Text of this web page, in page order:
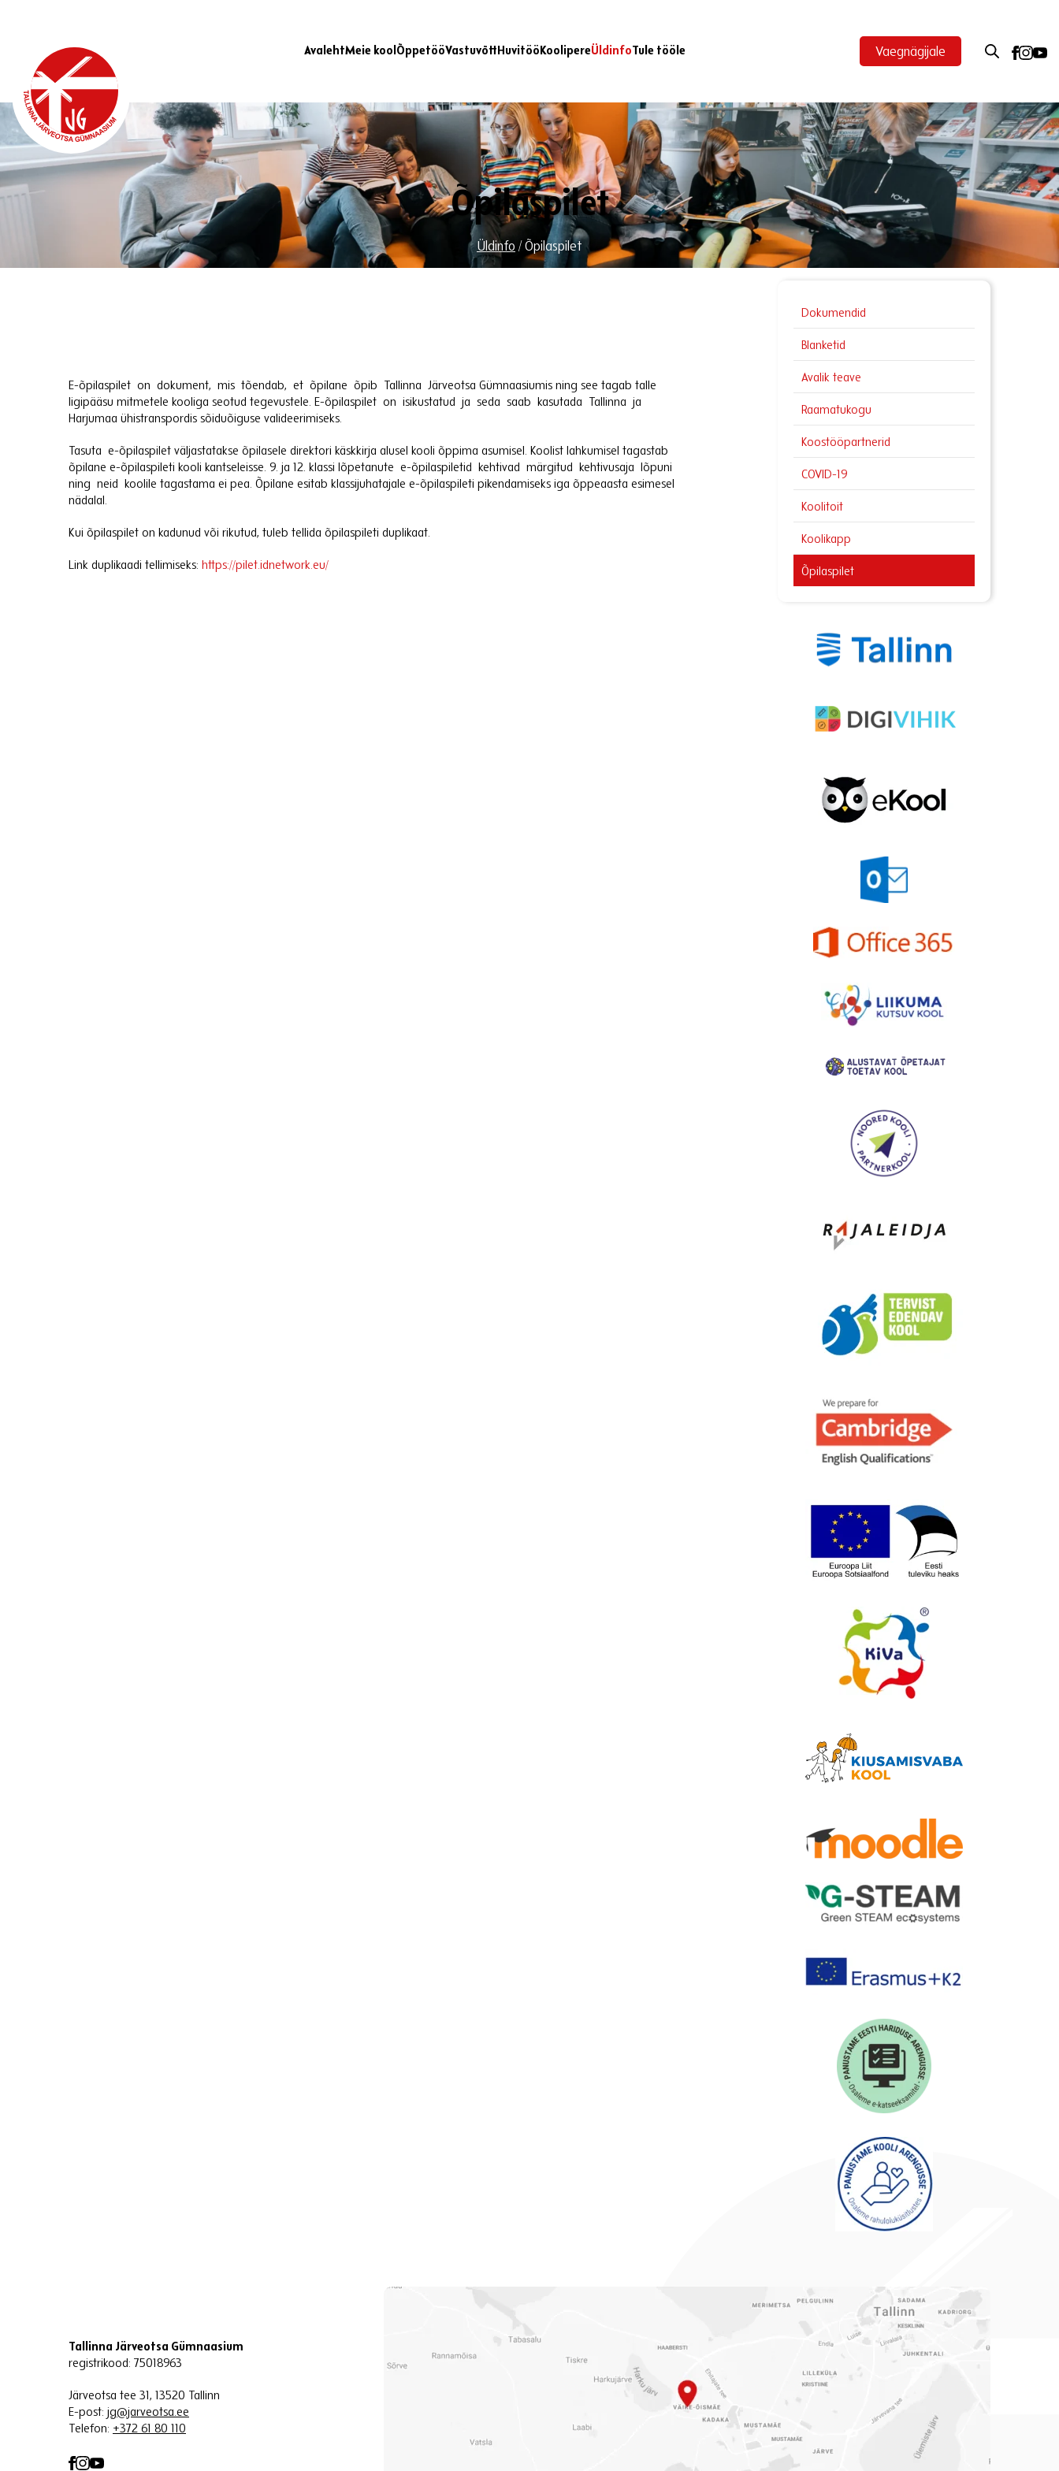
AvalehtMeie kool ÕppetööVastuvõtt Huvitöö KoolipereÜldinfoTule tööle Vaegnägijale
Õpilaspilet
Üldinfo / Õpilaspilet
Dokumendid
Blanketid
Avalik teave
Raamatukogu
Koostööpartnerid
COVID-19
Koolitoit
Koolikapp
Õpilaspilet
E-õpilaspilet on dokument, mis tõendab, et õpilane õpib Tallinna Järveotsa Gümnaasiumis ning see tagab talle
ligipääsu mitmetele kooliga seotud tegevustele. E-õpilaspilet on isikustatud ja seda saab kasutada Tallinna ja
Harjumaa ühistranspordis sõiduõiguse valideerimiseks.
Tasuta e-õpilaspilet väljastatakse õpilasele direktori käskkirja alusel kooli õppima asumisel. Koolist lahkumisel tagastab
õpilane e-õpilaspileti kooli kantseleisse. 9. ja 12. klassi lõpetanute e-õpilaspiletid kehtivad märgitud kehtivusaja lõpuni
ning neid koolile tagastama ei pea. Õpilane esitab klassijuhatajale e-õpilaspileti pikendamiseks iga õppeaasta esimesel
nädalal.
Kui õpilaspilet on kadunud või rikutud, tuleb tellida õpilaspileti duplikaat.
Link duplikaadi tellimiseks: https://pilet.idnetwork.eu/
Tallinna Järveotsa Gümnaasium
registrikood: 75018963
Järveotsa tee 31, 13520 Tallinn
E-post: jg@jarveotsa.ee
Telefon: +372 61 80 110